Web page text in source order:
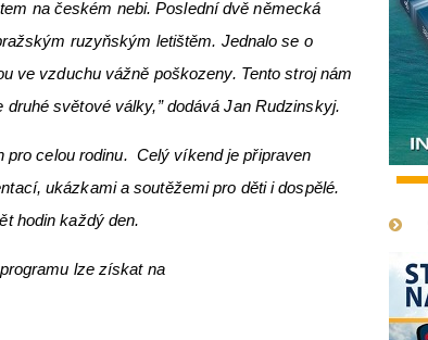
na českém nebi. Poslední dvě německá
ruzyňským letištěm. Jednalo se o
ve vzduchu vážně poškozeny. Tento stroj nám
světové války,” dodává Jan Rudzinskyj.
celou rodinu. Celý víkend je připraven
ukázkami a soutěžemi pro děti i dospělé.
hodin každý den.
lze získat na
1